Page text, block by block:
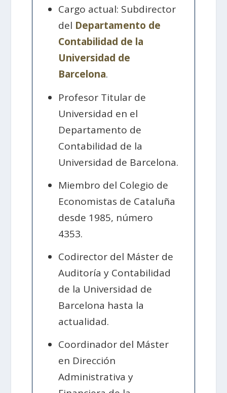
Cargo actual: Subdirector
del Departamento de
Contabilidad de la
Universidad de
Barcelona.
Profesor Titular de
Universidad en el
Departamento de
Contabilidad de la
Universidad de Barcelona.
Miembro del Colegio de
Economistas de Cataluña
desde 1985, número
4353.
Codirector del Máster de
Auditoría y Contabilidad
de la Universidad de
Barcelona hasta la
actualidad.
Coordinador del Máster
en Dirección
Administrativa y